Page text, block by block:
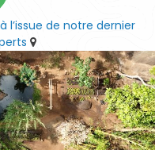
l’issue de notre dernier